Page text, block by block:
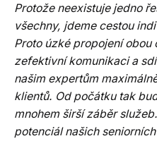
Protože neexistuje jedno
všechny, jdeme cestou
Proto úzké propojení
zefektivní komunikaci a
našim expertům
klientů. Od počátku tak
mnohem širší záběr
potenciál našich